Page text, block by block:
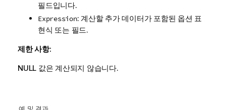
필드입니다.
Expression: 계산할 추가 데이터가 포함된 옵션 표
현식 또는 필드.
제한 사항:
NULL 값은 계산되지 않습니다.
예 및 결과